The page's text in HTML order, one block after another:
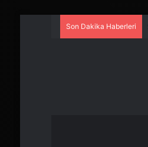
Son Dakika Haberleri